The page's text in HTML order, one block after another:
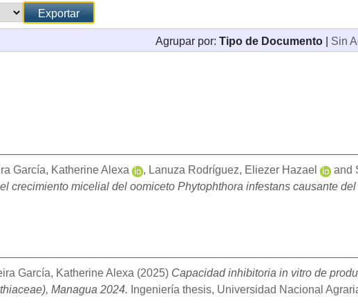
Agrupar por: Tipo de Documento | Sin
García, Katherine Alexa , Lanuza Rodríguez, Eliezer Hazael and
crecimiento micelial del oomiceto Phytophthora infestans causante
García, Katherine Alexa (2025) Capacidad inhibitoria in vitro de
Managua 2024. Ingeniería thesis, Universidad Nacional